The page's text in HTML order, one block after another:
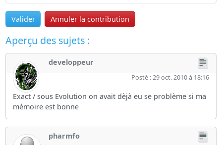
Valider Annuler la contribution
Aperçu des sujets :
developpeur
Posté : 29 oct. 2010 à 18:16
Exact / sous Evolution on avait dèjà eu se problème si ma
mémoire est bonne
pharmfo